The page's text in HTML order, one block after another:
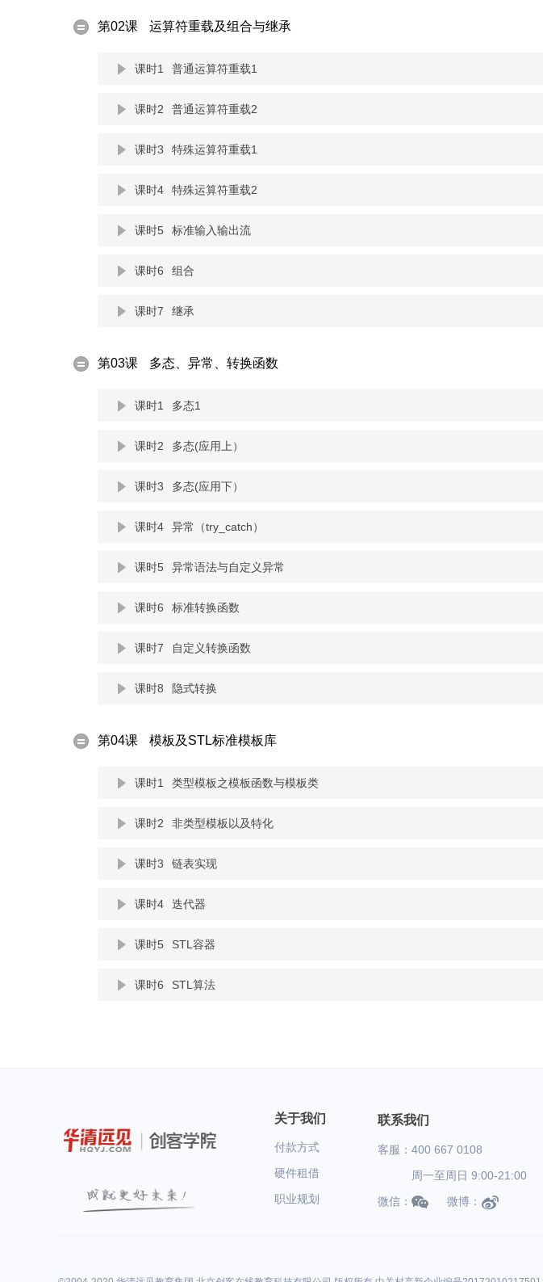
第02课 运算符重载及组合与继承
课时1 普通运算符重载1
课时2 普通运算符重载2
课时3 特殊运算符重载1
课时4 特殊运算符重载2
课时5 标准输入输出流
课时6 组合
课时7 继承
第03课 多态、异常、转换函数
课时1 多态1
课时2 多态(应用上）
课时3 多态(应用下）
课时4 异常（try_catch）
课时5 异常语法与自定义异常
课时6 标准转换函数
课时7 自定义转换函数
课时8 隐式转换
第04课 模板及STL标准模板库
课时1 类型模板之模板函数与模板类
课时2 非类型模板以及特化
课时3 链表实现
课时4 迭代器
课时5 STL容器
课时6 STL算法
关于我们
付款方式
硬件租借
职业规划
联系我们
客服：400 667 0108
周一至周日 9:00-21:00
微信：
微博：